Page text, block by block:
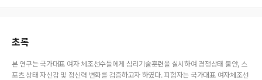
초록
본 연구는 국가대표 여자 체조선수들에게 심리기술훈련을 실시하여 경쟁상태 불안, 스
포츠 상태 자신감 및 정신력 변화를 검증하고자 하였다. 피험자는 국가대표 여자체조선